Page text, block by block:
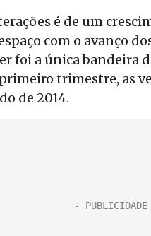
é de um
com o avanço
foi a única
trimestre, as
de 2014.